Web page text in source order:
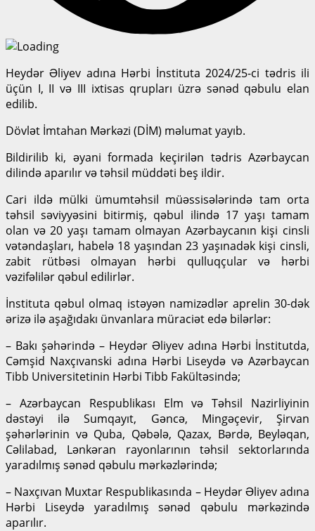
Heydər Əliyev adına Hərbi İnstituta 2024/25-ci tədris ili
üçün I, II və III ixtisas qrupları üzrə sənəd qəbulu elan
edilib.
Dövlət İmtahan Mərkəzi (DİM) məlumat yayıb.
Bildirilib ki, əyani formada keçirilən tədris Azərbaycan
dilində aparılır və təhsil müddəti beş ildir.
Cari ildə mülki ümumtəhsil müəssisələrində tam orta
təhsil səviyyəsini bitirmiş, qəbul ilində 17 yaşı tamam
olan və 20 yaşı tamam olmayan Azərbaycanın kişi cinsli
vətəndaşları, habelə 18 yaşından 23 yaşınadək kişi cinsli,
zabit rütbəsi olmayan hərbi qulluqçular və hərbi
vəzifəlilər qəbul edilirlər.
İnstituta qəbul olmaq istəyən namizədlər aprelin 30-dək
ərizə ilə aşağıdakı ünvanlara müraciət edə bilərlər:
– Bakı şəhərində – Heydər Əliyev adına Hərbi İnstitutda,
Cəmşid Naxçıvanski adına Hərbi Liseydə və Azərbaycan
Tibb Universitetinin Hərbi Tibb Fakültəsində;
– Azərbaycan Respublikası Elm və Təhsil Nazirliyinin
dəstəyi ilə Sumqayıt, Gəncə, Mingəçevir, Şirvan
şəhərlərinin və Quba, Qəbələ, Qazax, Bərdə, Beyləqan,
Cəlilabad, Lənkəran rayonlarının təhsil sektorlarında
yaradılmış sənəd qəbulu mərkəzlərində;
– Naxçıvan Muxtar Respublikasında – Heydər Əliyev adına
Hərbi Liseydə yaradılmış sənəd qəbulu mərkəzində
aparılır.